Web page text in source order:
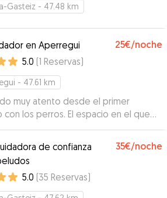
su segunda casa!! Sin dudarlo
y Jonatan!”
Gasteiz - 47.48 km
en Aperregui 25€/noche
5.0 (1 Reservas)
- 47.61 km
muy atento desde el primer
los perros. El espacio en el que
han estado creo que es dificilmente
No tengo la menor duda de que han
buenas manos y espero poder contar
el futuro. Estuve informado del
Beltza y Negu algo que valoro
”
de confianza
35€/noche
5.0 (35 Reservas)